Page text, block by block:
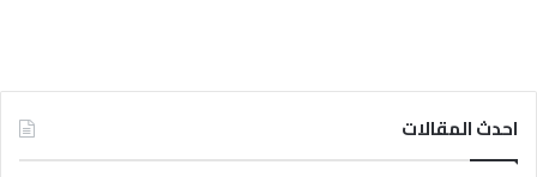
احدث المقالات